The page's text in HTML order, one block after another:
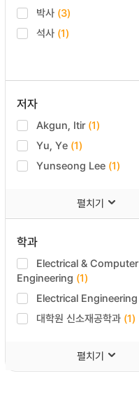
박사 (3)
석사 (1)
저자
Akgun, Itir (1)
Yu, Ye (1)
Yunseong Lee (1)
펼치기
학과
Electrical & Computer
Engineering (1)
Electrical Engineering
대학원 신소재공학과 (1)
펼치기